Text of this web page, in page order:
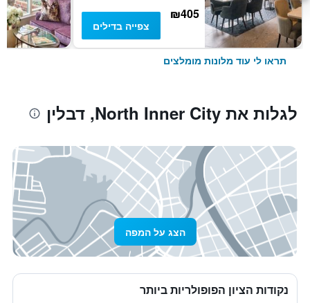
₪405
צפייה בדילים
תראו לי עוד מלונות מומלצים
לגלות את North Inner City, דבלין
הצג על המפה
נקודות הציון הפופולריות ביותר